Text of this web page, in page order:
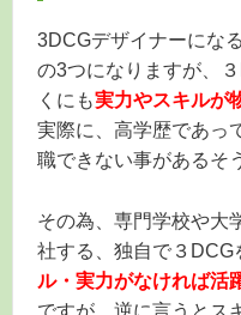
3DCGデザイナーにな
の3つになりますが、
くにも実力やスキルが
実際に、高学歴であっ
職できない事があるそ
その為、専門学校や大
社する、独自で３DCG
ル・実力がなければ活
ですが、逆に言うとス